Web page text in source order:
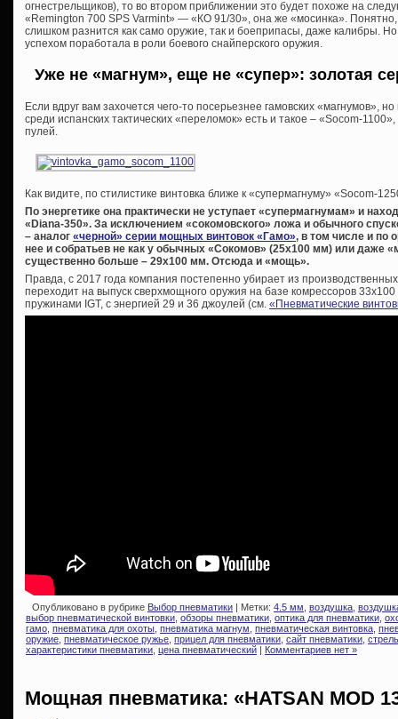
огнестрельщиков), то во втором приближении это будет похоже на
«Remington 700 SPS Varmint» — «КО 91/30», она же «мосинка».
слишком разнится как само оружие, так и боеприпасы, даже калибры.
успехом поработала в роли боевого снайперского оружия.
Уже не «магнум», еще не «супер»: золотая
Если вдруг вам захочется чего-то посерьезнее гамовских «магнумов»,
среди испанских тактических «переломок» есть и такое – «Socom-
пулей.
Как видите, по стилистике винтовка ближе к «супермагнуму» «Socom-
По энергетике она практически не уступает «супермагнумам» и
«Diana-350». За исключением «сокомовского» ложа и обычного
– аналог «черной» серии мощных винтовок «Гамо», в том числе и по
нее и собратьев не как у обычных «Сокомов» (25х100 мм) или даже
существенно больше – 29х100 мм. Отсюда и «мощь».
Правда, с 2017 года компания постепенно убирает из
переходит на выпуск сверхмощного оружия на базе комрессоров
пружинами IGT, с энергией 29 и 36 джоулей (см. «Пневматические
Опубликовано в рубрике Выбор пневматики | Метки: 4.5 мм воздушка
выбор пневматической винтовки обзоры пневматики оптика для пневматики
гамо пневматика для охоты пневматика магнум пневматическая винтовка
оружие пневматическое ружье прицел для пневматики сайт пневматики
характеристики пневматики цена пневматический | Комментариев нет »
Мощная пневматика: «HATSAN MOD